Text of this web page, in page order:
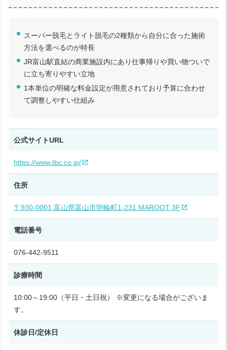
スーパー脱毛とライト脱毛の2種類から自分に合った施術
方法を選べるのが特長
JR富山駅直結の商業施設内にあり仕事帰りや買い物ついで
に立ち寄りやすい立地
1本単位の明確な料金設定が用意されており予算に合わせ
て調整しやすい仕組み
公式サイトURL
https://www.tbc.co.jp/
住所
〒930-0001 富山県富山市明輪町1-231 MAROOT 3F
電話番号
076-442-9511
診療時間
10:00～19:00（平日・土日祝） ※変更になる場合がございま
す。
休診日/定休日